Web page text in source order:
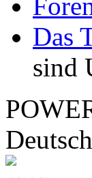
Das
sind